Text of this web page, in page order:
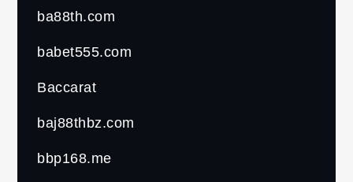
ba88th.com
babet555.com
Baccarat
baj88thbz.com
bbp168.me